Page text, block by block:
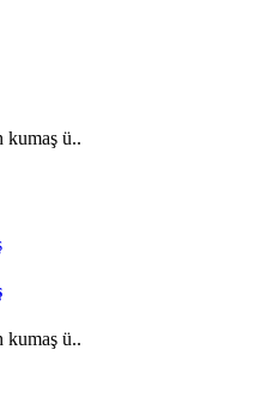
kumaş ü..
kumaş ü..